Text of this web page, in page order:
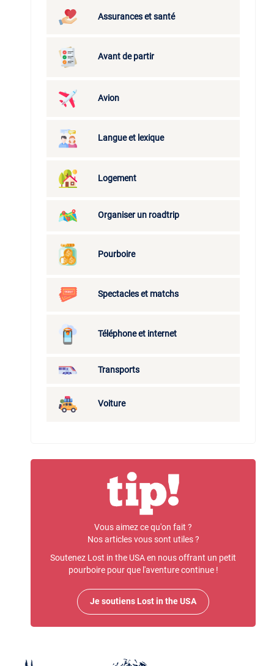
Assurances et santé
Avant de partir
Avion
Langue et lexique
Logement
Organiser un roadtrip
Pourboire
Spectacles et matchs
Téléphone et internet
Transports
Voiture
Vous aimez ce qu'on fait ?
Nos articles vous sont utiles ?
Soutenez Lost in the USA en nous offrant un petit
pourboire pour que l'aventure continue !
Je soutiens Lost in the USA